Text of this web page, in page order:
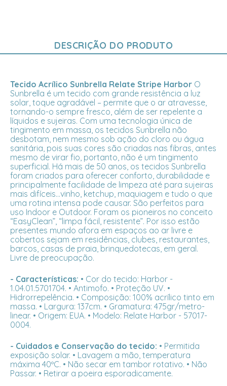
DESCRIÇÃO DO PRODUTO
Tecido Acrílico Sunbrella Relate Stripe Harbor O
Sunbrella é um tecido com grande resistência a luz
solar, toque agradável – permite que o ar atravesse,
tornando-o sempre fresco, além de ser repelente a
líquidos e sujeiras. Com uma tecnologia única de
tingimento em massa, os tecidos Sunbrella não
desbotam, nem mesmo sob ação do cloro ou água
sanitária, pois suas cores são criadas nas fibras, antes
mesmo de virar fio, portanto, não é um tingimento
superficial. Há mais de 50 anos, os tecidos Sunbrella
foram criados para oferecer conforto, durabilidade e
principalmente facilidade de limpeza até para sujeiras
mais difíceis...vinho, ketchup, maquiagem e tudo o que
uma rotina intensa pode causar. São perfeitos para
uso Indoor e Outdoor. Foram os pioneiros no conceito
“EasyClean”, “limpa fácil, resistente”. Por isso estão
presentes mundo afora em espaços ao ar livre e
cobertos sejam em residências, clubes, restaurantes,
barcos, casas de praia, brinquedotecas, em geral.
Livre de preocupação.
- Características: • Cor do tecido: Harbor -
1.04.01.5701704. • Antimofo. • Proteção UV. •
Hidrorrepelência. • Composição: 100% acrílico tinto em
massa. • Largura: 137cm. • Gramatura: 475gr/metro-
linear. • Origem: EUA. • Modelo: Relate Harbor - 57017-
0004.
- Cuidados e Conservação do tecido: • Permitida
exposição solar. • Lavagem a mão, temperatura
máxima 40ºC. • Não secar em tambor rotativo. • Não
Passar. • Retirar a poeira esporadicamente.